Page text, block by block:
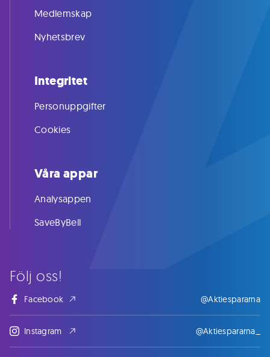
Följ oss!
Facebook @Aktiespararna
Instagram @Aktiespararna_
Medlemskap
Nyhetsbrev
Integritet
Personuppgifter
Cookies
Våra appar
Analysappen
SaveByBell